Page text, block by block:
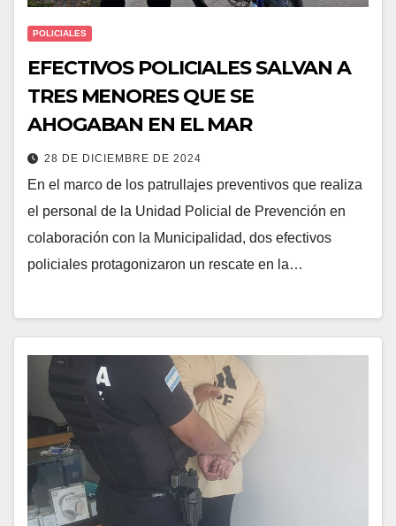
POLICIALES
EFECTIVOS POLICIALES SALVAN A
TRES MENORES QUE SE
AHOGABAN EN EL MAR
28 DE DICIEMBRE DE 2024
En el marco de los patrullajes preventivos que realiza
el personal de la Unidad Policial de Prevención en
colaboración con la Municipalidad, dos efectivos
policiales protagonizaron un rescate en la…